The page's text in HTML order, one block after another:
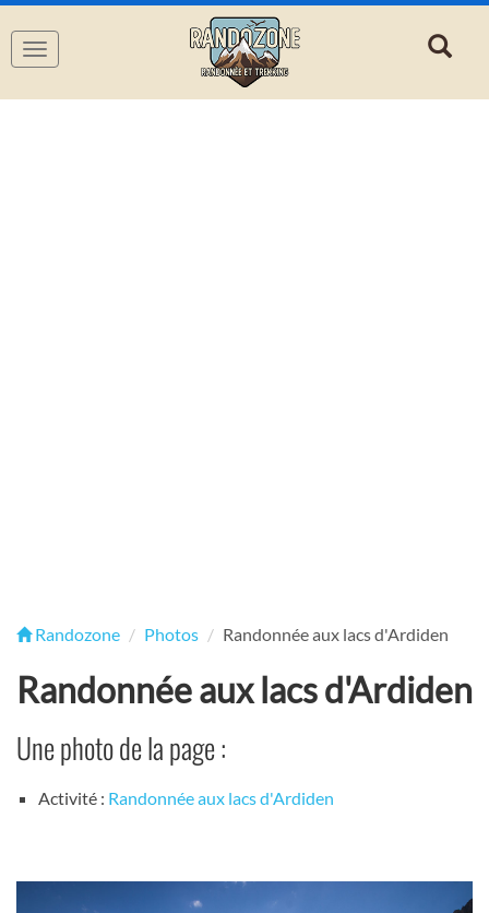
Navigation
Randozone Photos Randonnée aux lacs d'Ardiden
Randonnée aux lacs d'Ardiden
Une photo de la page :
Activité : Randonnée aux lacs d'Ardiden